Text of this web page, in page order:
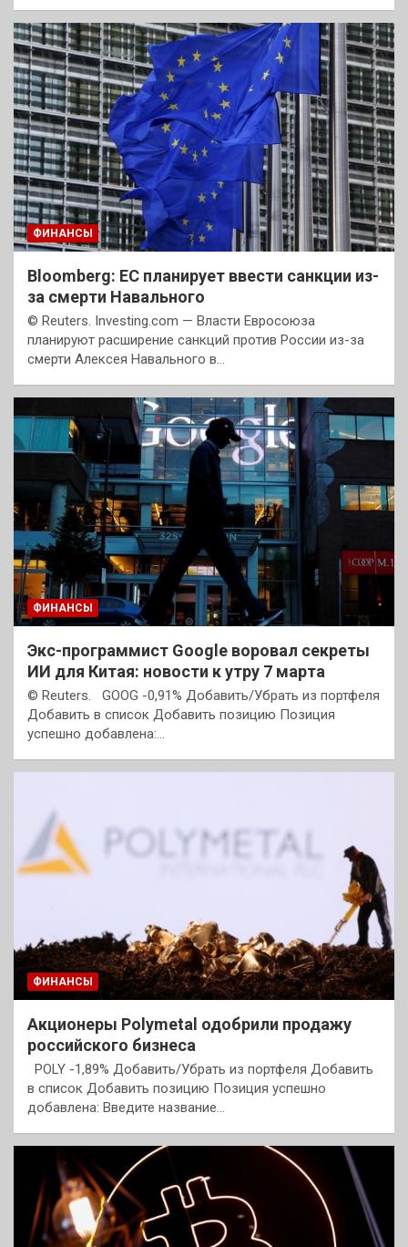
ФИНАНСЫ
Bloomberg: ЕС планирует ввести санкции из-
за смерти Навального
© Reuters. Investing.com — Власти Евросоюза
планируют расширение санкций против России из-за
смерти Алексея Навального в…
ФИНАНСЫ
Экс-программист Google воровал секреты
ИИ для Китая: новости к утру 7 марта
© Reuters. GOOG -0,91% Добавить/Убрать из портфеля
Добавить в список Добавить позицию Позиция
успешно добавлена:…
ФИНАНСЫ
Акционеры Polymetal одобрили продажу
российского бизнеса
POLY -1,89% Добавить/Убрать из портфеля Добавить
в список Добавить позицию Позиция успешно
добавлена: Введите название…